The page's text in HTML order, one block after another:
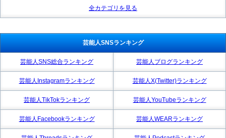
全カテゴリを見る
芸能人SNSランキング
芸能人SNS総合ランキング 芸能人ブログランキング
芸能人Instagramランキング 芸能人X(Twitter)ランキング
芸能人TikTokランキング 芸能人YouTubeランキング
芸能人Facebookランキング 芸能人WEARランキング